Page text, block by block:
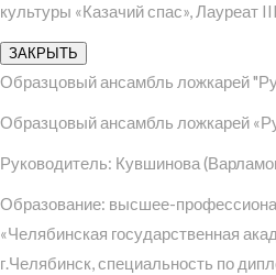
культуры «Казачий спас», Лауреат
ЗАКРЫТЬ
Образцовый ансамбль ложкарей
Образцовый ансамбль ложкарей
Руководитель: Кувшинова
Образование: высшее-
«Челябинская государственная
г.Челябинск, специальность по